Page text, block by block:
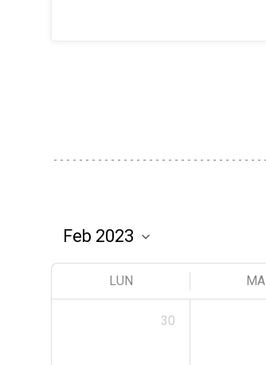
LUN
30